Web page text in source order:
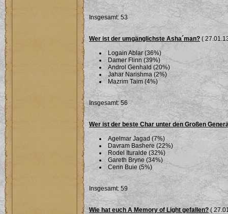
Insgesamt: 53
Wer ist der umgänglichste Asha´man? (
Logain Ablar (36%)
Damer Flinn (39%)
Androl Genhald (20%)
Jahar Narishma (2%)
Mazrim Taim (4%)
Insgesamt: 56
Wer ist der beste Char unter den Großen
Agelmar Jagad (7%)
Davram Bashere (22%)
Rodel Ituralde (32%)
Gareth Bryne (34%)
Cenn Buie (5%)
Insgesamt: 59
Wie hat euch A Memory of Light gefallen?(